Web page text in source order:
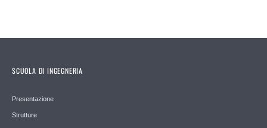
SCUOLA DI INGEGNERIA
Presentazione
Strutture